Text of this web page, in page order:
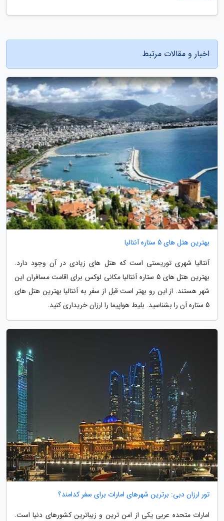
اخبار و مقالات مرتبط
بهترین هتل های 5 ستاره آنتالیا
آنتالیا شهری توریستی است که هتل های زیادی در آن وجود دارد.
بهترین هتل های 5 ستاره آنتالیا مکانی لوکس برای اقامت مسافران این
شهر هستند. از این رو بهتر است قبل از سفر به آنتالیا بهترین هتل های
5 ستاره آن را بشناسید. بلیط هواپیما را ارزان خریداری کنید.
تور ارزان دبی: برترین شهرهای امارات برای سفر کدامند؟
امارات متحده عربی یکی از امن ترین و زیباترین کشورهای دنیا است.